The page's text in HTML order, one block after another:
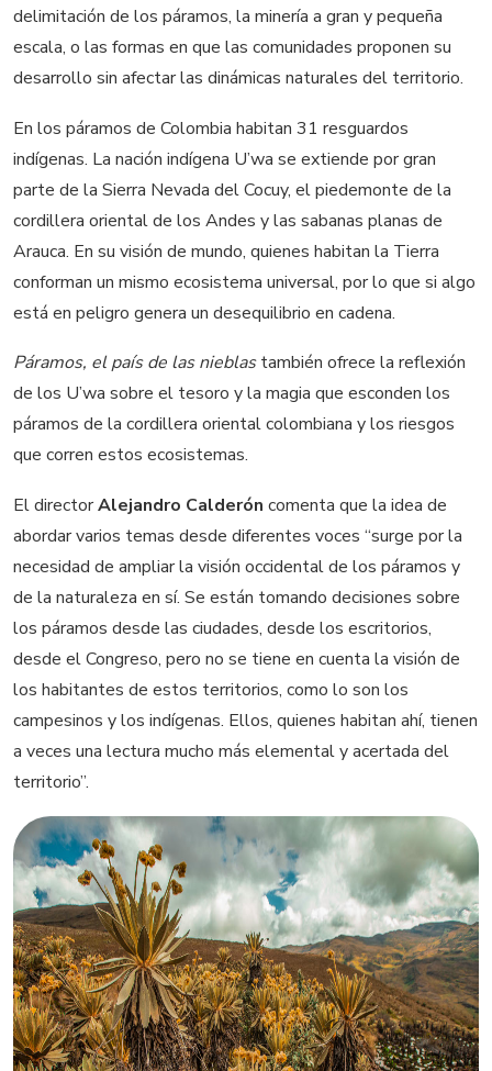
delimitación de los páramos, la minería a gran y pequeña
escala, o las formas en que las comunidades proponen su
desarrollo sin afectar las dinámicas naturales del territorio.
En los páramos de Colombia habitan 31 resguardos
indígenas. La nación indígena U’wa se extiende por gran
parte de la Sierra Nevada del Cocuy, el piedemonte de la
cordillera oriental de los Andes y las sabanas planas de
Arauca. En su visión de mundo, quienes habitan la Tierra
conforman un mismo ecosistema universal, por lo que si algo
está en peligro genera un desequilibrio en cadena.
Páramos, el país de las nieblastambién ofrece la reflexión
de los U’wa sobre el tesoro y la magia que esconden los
páramos de la cordillera oriental colombiana y los riesgos
que corren estos ecosistemas.
El directorAlejandro Calderón comenta que la idea de
abordar varios temas desde diferentes voces “surge por la
necesidad de ampliar la visión occidental de los páramos y
de la naturaleza en sí. Se están tomando decisiones sobre
los páramos desde las ciudades, desde los escritorios,
desde el Congreso, pero no se tiene en cuenta la visión de
los habitantes de estos territorios, como lo son los
campesinos y los indígenas. Ellos, quienes habitan ahí, tienen
a veces una lectura mucho más elemental y acertada del
territorio”.